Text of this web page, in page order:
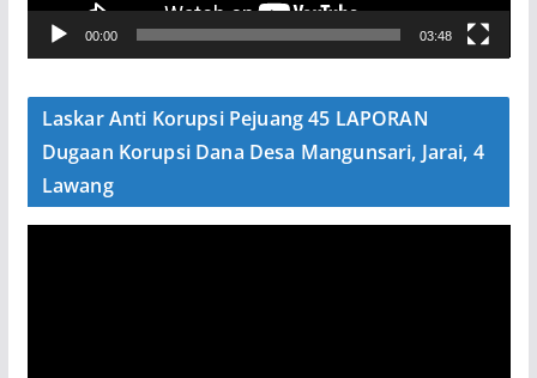
V
e
00:00 03:48
Laskar Anti Korupsi Pejuang 45 LAPORAN
Dugaan Korupsi Dana Desa Mangunsari, Jarai, 4
Lawang